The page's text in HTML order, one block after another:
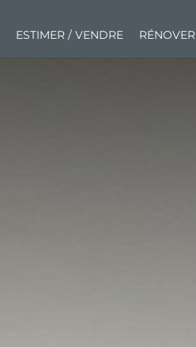
ESTIMER / VENDRE RÉNOVER